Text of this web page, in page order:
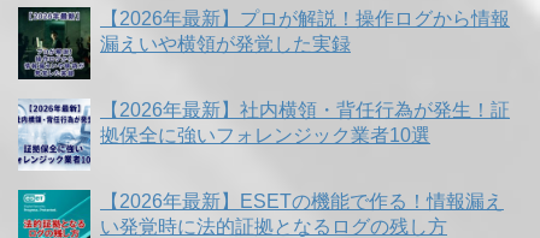
【2026年最新】プロが解説！操作ログから情報
漏えいや横領が発覚した実録
【2026年最新】社内横領・背任行為が発生！証
拠保全に強いフォレンジック業者10選
【2026年最新】ESETの機能で作る！情報漏え
い発覚時に法的証拠となるログの残し方